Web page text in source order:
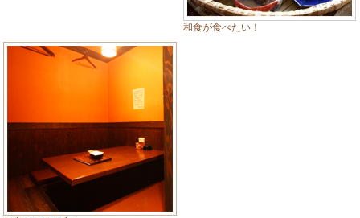
和食が食べたい！